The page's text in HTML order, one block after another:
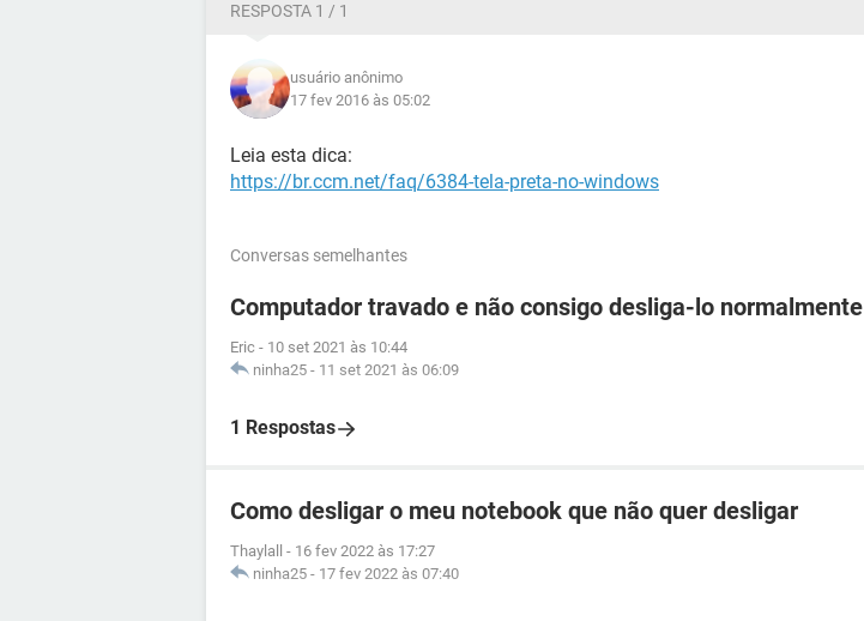
RESPOSTA 1 / 1
usuário anônimo
17 fev 2016 às 05:02
Leia esta dica:
https://br.ccm.net/faq/6384-tela-preta-no-windows
Conversas semelhantes
Computador travado e não consigo desliga-lo normalmente
Eric - 10 set 2021 às 10:44
ninha25 - 11 set 2021 às 06:09
1 Respostas
Como desligar o meu notebook que não quer desligar
Thaylall - 16 fev 2022 às 17:27
ninha25 - 17 fev 2022 às 07:40